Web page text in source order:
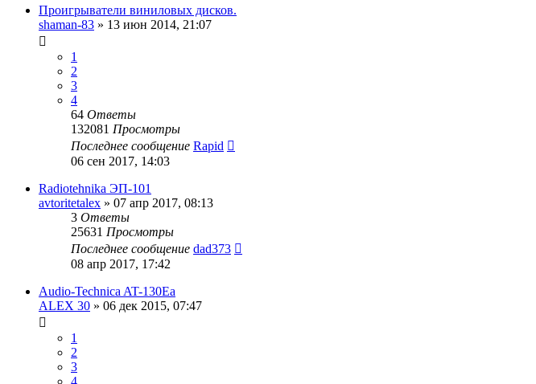
Проигрыватели виниловых дисков.
shaman-83 » 13 июн 2014, 21:07
1
2
3
4
64 Ответы
132081 Просмотры
Последнее сообщение Rapid
06 сен 2017, 14:03
Radiotehnika ЭП-101
avtoritetalex » 07 апр 2017, 08:13
3 Ответы
25631 Просмотры
Последнее сообщение dad373
08 апр 2017, 17:42
Audio-Technica AT-130Ea
ALEX 30 » 06 дек 2015, 07:47
1
2
3